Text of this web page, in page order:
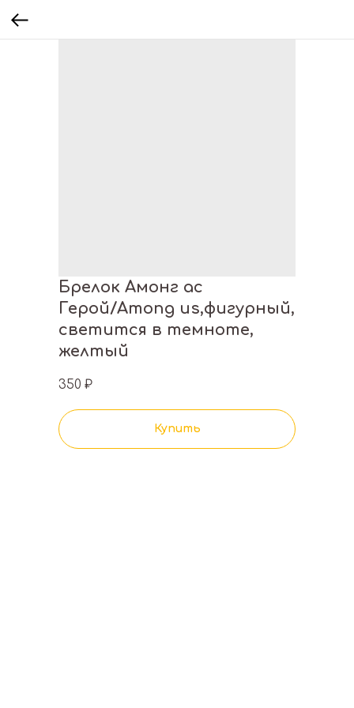
Брелок Амонг ас
Герой/Among us,фигурный,
светится в темноте,
желтый
350 ₽
Купить